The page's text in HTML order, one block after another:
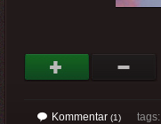
Kommentar (1)